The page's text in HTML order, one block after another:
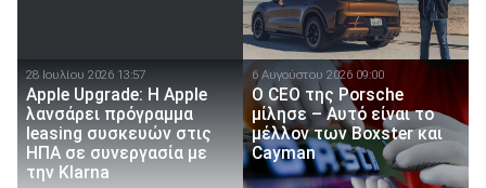
28 Ιουλίου 2026 13:57
Apple Upgrade: Η Apple
λανσάρει πρόγραμμα
leasing συσκευών στις
ΗΠΑ σε συνεργασία με
την Klarna
6 Αυγούστου 2026 09:00
Ο CEO της Porsche
μίλησε – Αυτό είναι το
μέλλον των Boxster και
Cayman